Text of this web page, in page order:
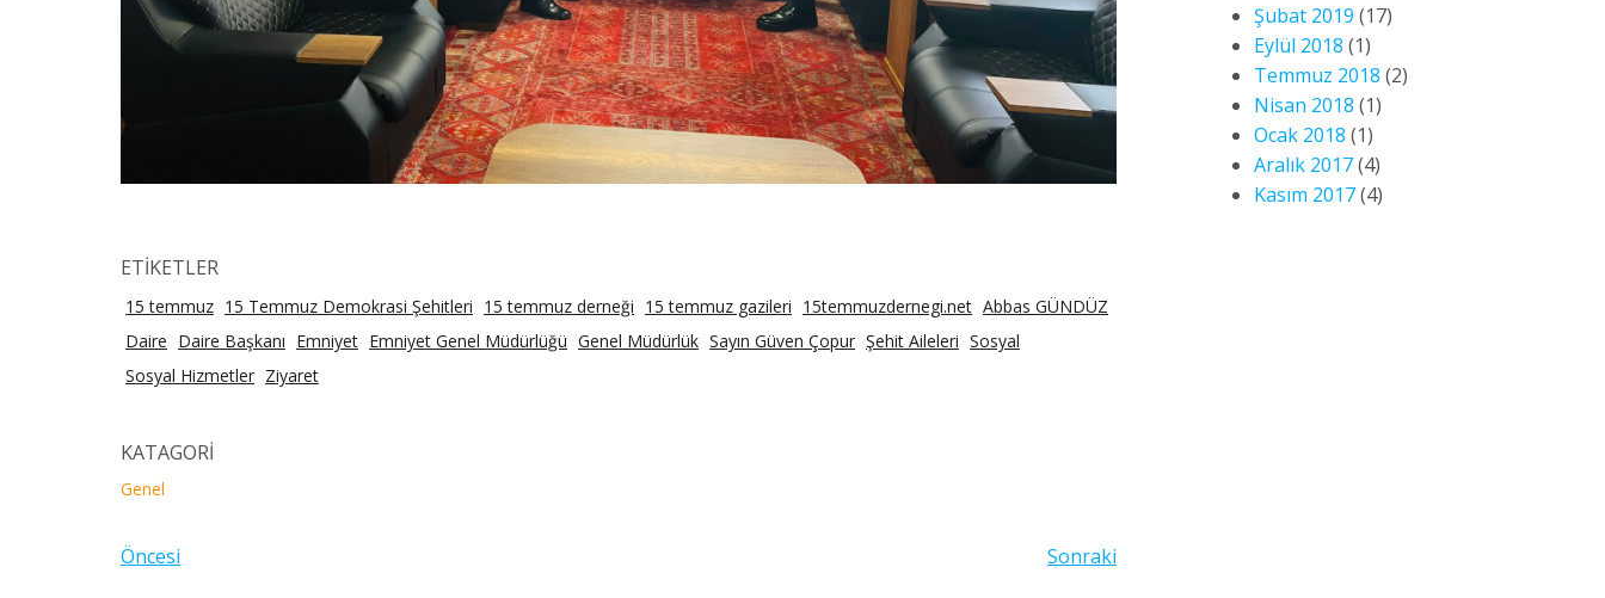
ETİKETLER
15 temmuz 15 Temmuz Demokrasi Şehitleri 15 temmuz derneği 15 temmuz gazileri 15temmuzdernegi.net Abbas GÜNDÜZ
Daire Daire Başkanı Emniyet Emniyet Genel Müdürlüğü Genel Müdürlük Sayın Güven Çopur Şehit Aileleri Sosyal
Sosyal Hizmetler Ziyaret
KATAGORİ
Genel
Öncesi Sonraki
Şubat 2019 (17)
Eylül 2018 (1)
Temmuz 2018 (2)
Nisan 2018 (1)
Ocak 2018 (1)
Aralık 2017(4)
Kasım 2017(4)